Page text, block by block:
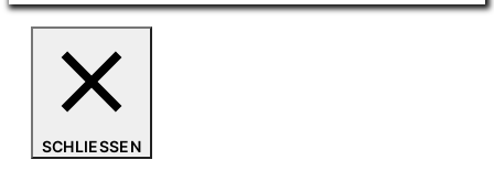
SCHLIESSEN